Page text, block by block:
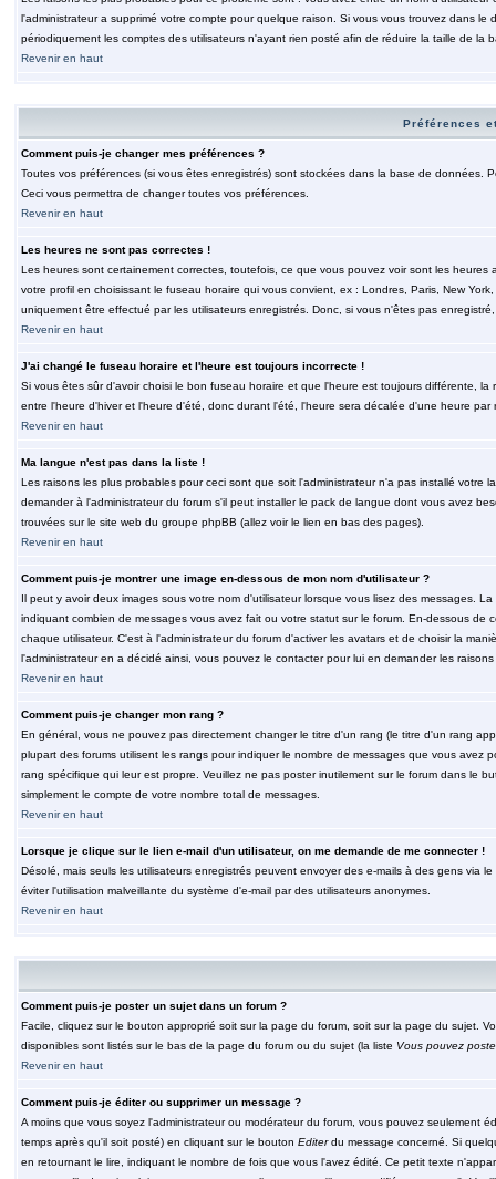
l'administrateur a supprimé votre compte pour quelque raison. Si vous vous trouvez dans
périodiquement les comptes des utilisateurs n'ayant rien posté afin de réduire la taille de
Revenir en haut
Préférences
Comment puis-je changer mes préférences ?
Toutes vos préférences (si vous êtes enregistrés) sont stockées dans la base de données.
Ceci vous permettra de changer toutes vos préférences.
Revenir en haut
Les heures ne sont pas correctes !
Les heures sont certainement correctes, toutefois, ce que vous pouvez voir sont les
votre profil en choisissant le fuseau horaire qui vous convient, ex : Londres, Paris, New
uniquement être effectué par les utilisateurs enregistrés. Donc, si vous n'êtes pas
Revenir en haut
J'ai changé le fuseau horaire et l'heure est toujours incorrecte !
Si vous êtes sûr d'avoir choisi le bon fuseau horaire et que l'heure est toujours différente,
entre l'heure d'hiver et l'heure d'été, donc durant l'été, l'heure sera décalée d'une heure par
Revenir en haut
Ma langue n'est pas dans la liste !
Les raisons les plus probables pour ceci sont que soit l'administrateur n'a pas installé
demander à l'administrateur du forum s'il peut installer le pack de langue dont vous avez
trouvées sur le site web du groupe phpBB (allez voir le lien en bas des pages).
Revenir en haut
Comment puis-je montrer une image en-dessous de mon nom d'utilisateur ?
Il peut y avoir deux images sous votre nom d'utilisateur lorsque vous lisez des messages.
indiquant combien de messages vous avez fait ou votre statut sur le forum. En-dessous
chaque utilisateur. C'est à l'administrateur du forum d'activer les avatars et de choisir la
l'administrateur en a décidé ainsi, vous pouvez le contacter pour lui en demander les
Revenir en haut
Comment puis-je changer mon rang ?
En général, vous ne pouvez pas directement changer le titre d'un rang (le titre d'un rang
plupart des forums utilisent les rangs pour indiquer le nombre de messages que vous avez
rang spécifique qui leur est propre. Veuillez ne pas poster inutilement sur le forum dans le
simplement le compte de votre nombre total de messages.
Revenir en haut
Lorsque je clique sur le lien e-mail d'un utilisateur, on me demande de me connecter !
Désolé, mais seuls les utilisateurs enregistrés peuvent envoyer des e-mails à des gens via
éviter l'utilisation malveillante du système d'e-mail par des utilisateurs anonymes.
Revenir en haut
Comment puis-je poster un sujet dans un forum ?
Facile, cliquez sur le bouton approprié soit sur la page du forum, soit sur la page du sujet.
disponibles sont listés sur le bas de la page du forum ou du sujet (la liste Vous pouvez
Revenir en haut
Comment puis-je éditer ou supprimer un message ?
A moins que vous soyez l'administrateur ou modérateur du forum, vous pouvez seulement
temps après qu'il soit posté) en cliquant sur le bouton Editerdu message concerné. Si
en retournant le lire, indiquant le nombre de fois que vous l'avez édité. Ce petit texte